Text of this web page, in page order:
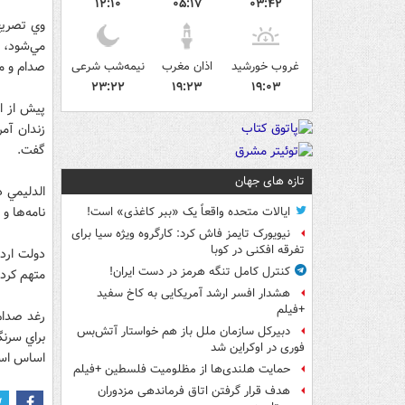
۰۳:۴۲ ۰۵:۱۷ ۱۲:۱۰
غروب خورشید
۱۹:۰۳
اذان مغرب
۱۹:۲۳
نیمه‌شب شرعی
۲۳:۲۲
تازه های جهان
ایالات متحده واقعاً یک «ببر کاغذی» است!
نیویورک تایمز فاش کرد: کارگروه ویژه سیا برای
تفرقه افکنی در کوبا
کنترل کامل تنگه هرمز در دست ایران!
هشدار افسر ارشد آمریکایی به کاخ سفید
+فیلم
دبیرکل سازمان ملل باز هم خواستار آتش‌بس
فوری در اوکراین شد
حمایت هلندی‌ها از مظلومیت فلسطین +فیلم
هدف قرار گرفتن اتاق‌ فرماندهی مزدوران
وي
مي‌شود،
صدام و
گفت.
نامه‌ها
دولت
متهم
رغد
براي
اساس